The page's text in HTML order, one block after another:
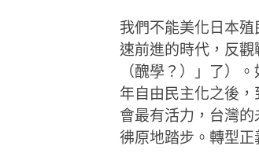
我們不能美化日本
速前進的時代，反
（醜學？）」了）
年自由民主化之後
會最有活力，台灣
彿原地踏步。轉型正